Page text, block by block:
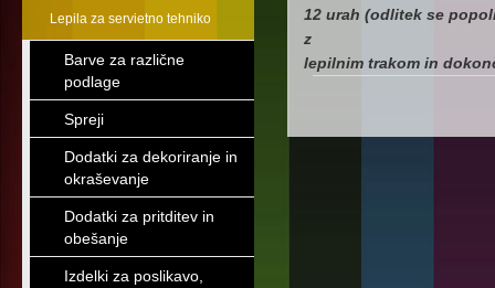
Lepila za servietno tehniko
Barve za različne
podlage
Spreji
Dodatki za dekoriranje in
okraševanje
Dodatki za pritditev in
obešanje
Izdelki za poslikavo,
12 urah (odlitek se
z
lepilnim trakom in